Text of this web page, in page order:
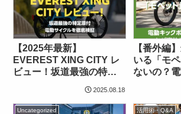
【2025年最新】
EVEREST XING CITY レ
ビュー！坂道最強の特定
2025.08.18
【番外編
いる「モ
ないの？
故が増え
Uncategorized 活用術・Q&A